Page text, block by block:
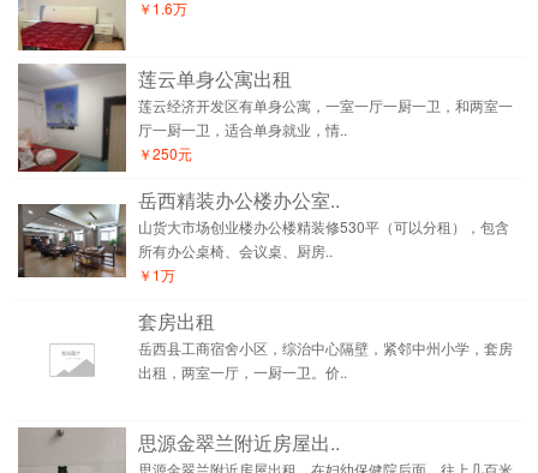
￥1.6万
莲云单身公寓出租
莲云经济开发区有单身公寓，一室一厅一厨一卫，和两室一
厅一厨一卫，适合单身就业，情..
￥250元
岳西精装办公楼办公室..
山货大市场创业楼办公楼精装修530平（可以分租），包含
所有办公桌椅、会议桌、厨房..
￥1万
套房出租
岳西县工商宿舍小区，综治中心隔壁，紧邻中州小学，套房
出租，两室一厅，一厨一卫。价..
思源金翠兰附近房屋出..
思源金翠兰附近房屋出租，在妇幼保健院后面，往上几百米